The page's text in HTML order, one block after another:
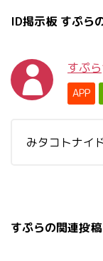
ID掲示板 すぷら
すぷら
APP
みタコトナイ
すぷらの関連投稿